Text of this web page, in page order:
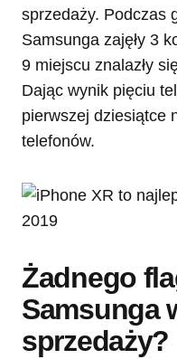
sprzedaży. Podczas
Samsunga zajęły 3
9 miejscu znalazły
Dając wynik pięciu
pierwszej dziesiątce
telefonów.
Żadnego
Samsunga
sprzedaży?